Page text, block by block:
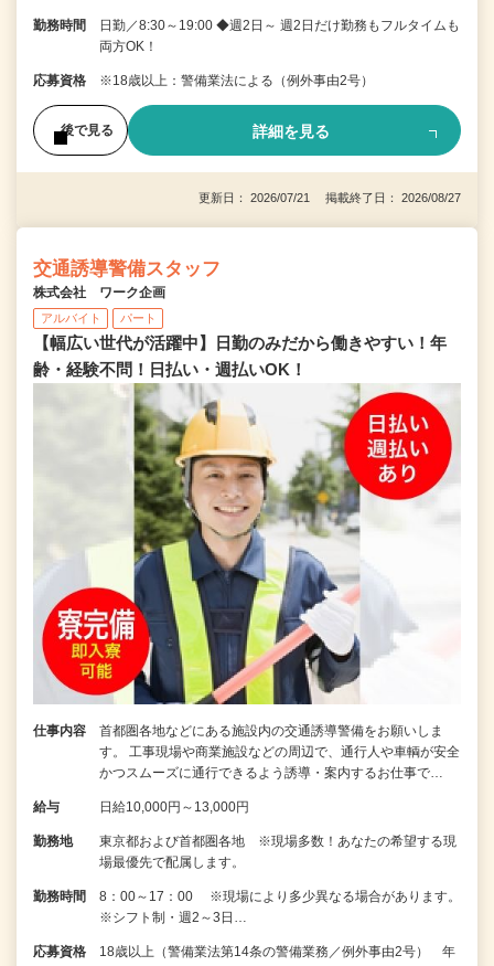
勤務時間
日勤／8:30～19:00 ◆週2日～ 週2日だけ勤務もフルタイムも
両方OK！
応募資格 ※18歳以上：警備業法による（例外事由2号）
後で見る 詳細を見る
更新日： 2026/07/21 掲載終了日： 2026/08/27
交通誘導警備スタッフ
株式会社 ワーク企画
アルバイト パート
【幅広い世代が活躍中】日勤のみだから働きやすい！年
齢・経験不問！日払い・週払いOK！
仕事内容
首都圏各地などにある施設内の交通誘導警備をお願いしま
す。 工事現場や商業施設などの周辺で、通行人や車輌が安全
かつスムーズに通行できるよう誘導・案内するお仕事で…
給与 日給10,000円～13,000円
勤務地
東京都および首都圏各地 ※現場多数！あなたの希望する現
場最優先で配属します。
勤務時間
8：00～17：00 ※現場により多少異なる場合があります。
※シフト制・週2～3日…
応募資格
18歳以上（警備業法第14条の警備業務／例外事由2号） 年